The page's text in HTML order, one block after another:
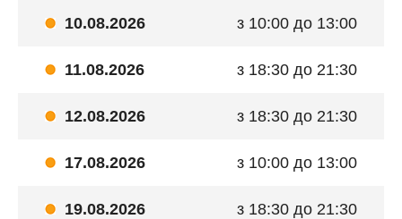
10.08.2026 з 10:00 до 13:00
11.08.2026 з 18:30 до 21:30
12.08.2026 з 18:30 до 21:30
17.08.2026 з 10:00 до 13:00
19.08.2026 з 18:30 до 21:30